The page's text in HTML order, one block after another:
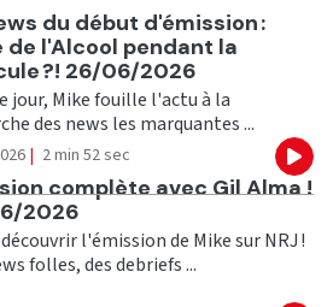
du début d'émission :
de l'Alcool pendant la
?! 26/06/2026
jour, Mike fouille l'actu à la
des news les marquantes ...
| 2 min 52 sec
complète avec Gil Alma !
2026
l'émission de Mike sur NRJ !
folles, des debriefs ...